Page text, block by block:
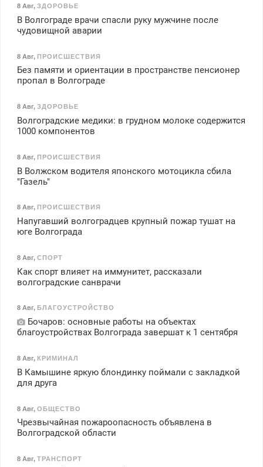
8 Авг, ЗДОРОВЬЕ
В Волгограде врачи спасли руку мужчине после
чудовищной аварии
8 Авг, ПРОИСШЕСТВИЯ
Без памяти и ориентации в пространстве пенсионер
пропал в Волгограде
8 Авг, ЗДОРОВЬЕ
Волгоградские медики: в грудном молоке содержится
1000 компонентов
8 Авг, ПРОИСШЕСТВИЯ
В Волжском водителя японского мотоцикла сбила
"Газель"
8 Авг, ПРОИСШЕСТВИЯ
Напугавший волгоградцев крупный пожар тушат на
юге Волгограда
8 Авг, СПОРТ
Как спорт влияет на иммунитет, рассказали
волгоградские санврачи
8 Авг, БЛАГОУСТРОЙСТВО
Бочаров: основные работы на объектах
благоустройствах Волгограда завершат к 1 сентября
8 Авг, КРИМИНАЛ
В Камышине яркую блондинку поймали с закладкой
для друга
8 Авг, ОБЩЕСТВО
Чрезвычайная пожароопасность объявлена в
Волгоградской области
8 Авг, ТРАНСПОРТ